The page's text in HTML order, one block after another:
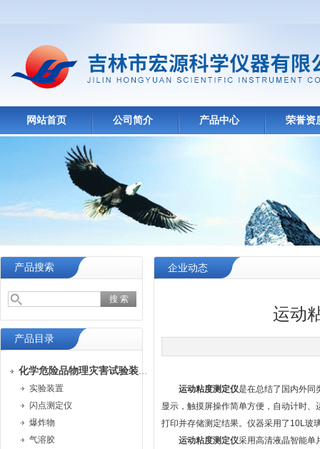
网站首页 公司简介 产品中心 荣誉资
产品搜索
产品目录
化学危险品物理灾害试验装置
实验装置
闪点测定仪
爆炸物
气溶胶
企业动态
运动
运动粘度测定仪是在总结了国内外同
显示，触摸屏操作简单方便，自动计时
打印并存储测定结果。仪器采用了10L玻
运动粘度测定仪采用高清液晶智能单